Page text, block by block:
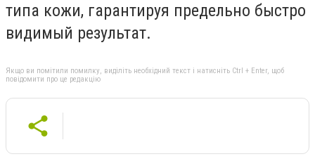
типа кожи, гарантируя предельно быстро
видимый результат.
Якщо ви помітили помилку, виділіть необхідний текст і натисніть Ctrl + Enter, щоб
повідомити про це редакцію